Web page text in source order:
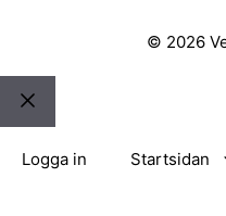
© 2026
Stäng
Logga in Startsidan